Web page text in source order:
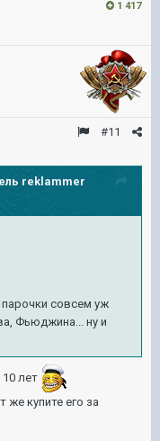
1 417
#11
reklammer
совсем уж
Фьюджина... ну и
10 лет
же купите его за